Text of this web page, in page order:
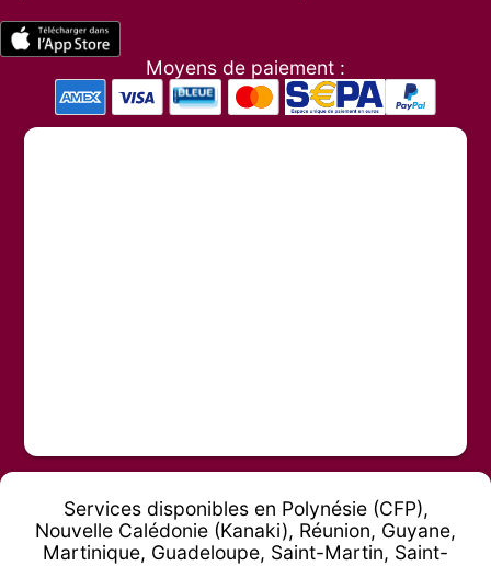
Moyens de paiement :
Services disponibles en Polynésie (CFP),
Nouvelle Calédonie (Kanaki), Réunion, Guyane,
Martinique, Guadeloupe, Saint-Martin, Saint-